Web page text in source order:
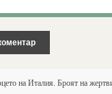
на Италия. Броят на